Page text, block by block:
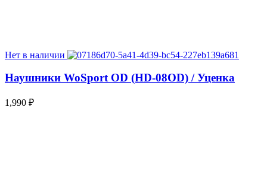
Нет в наличии
Наушники WoSport OD (HD-08OD) / Уценка
1,990 ₽